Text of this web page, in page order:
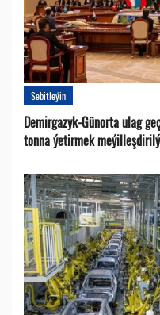
Sebitleýin
Demirgazyk-Günorta ulag
tonna ýetirmek